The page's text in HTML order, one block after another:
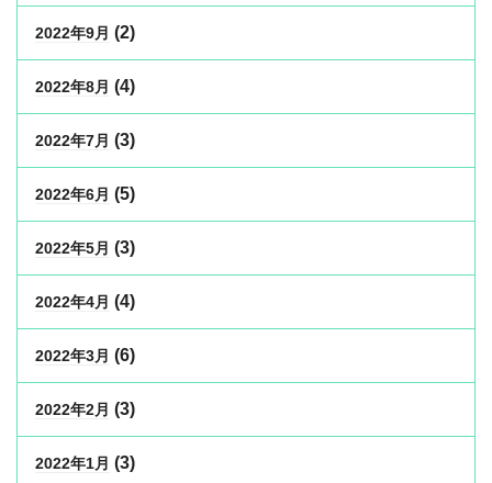
2022年9月 (2)
2022年8月 (4)
2022年7月 (3)
2022年6月 (5)
2022年5月 (3)
2022年4月 (4)
2022年3月 (6)
2022年2月 (3)
2022年1月 (3)